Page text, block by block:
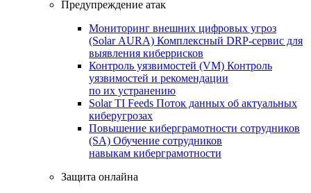
Предупреждение атак
Мониторинг внешних цифровых угроз
(Solar AURA) Комплексный DRP-сервис для
выявления киберрисков
Контроль уязвимостей (VM) Контроль
уязвимостей и рекомендации
по их устранению
Solar TI Feeds Поток данных об актуальных
киберугрозах
Повышение киберграмотности сотрудников
(SA) Обучение сотрудников
навыкам киберграмотности
Защита онлайна